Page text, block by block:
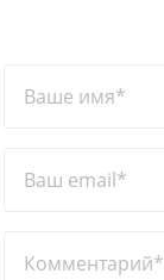
Ваше имя*
Ваш email*
Комментарий*